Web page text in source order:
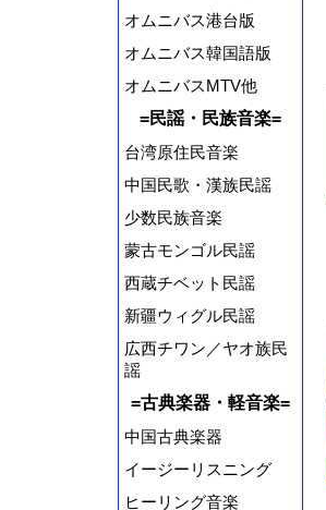
オムニバス港台版
オムニバス韓国語版
オムニバスMTV他
=民謡・民族音楽=
台湾原住民音楽
中国民歌・漢族民謡
少数民族音楽
蒙古モンゴル民謡
西蔵チベット民謡
新疆ウィグル民謡
広西チワン／ヤオ族民
謡
=古典楽器・軽音楽=
中国古典楽器
イージーリスニング
ヒーリング音楽